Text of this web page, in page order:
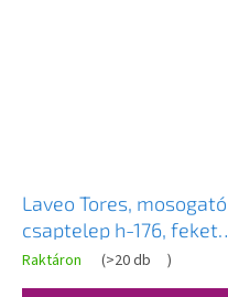
Laveo Tores, mosogató
csaptelep h-176, fekete
matt, LAV-BVT_722D
Raktáron (>20 db )